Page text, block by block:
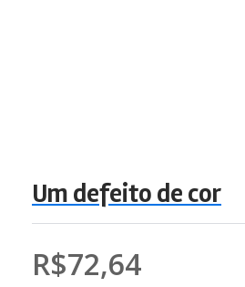
Um defeito de cor
R$72,64